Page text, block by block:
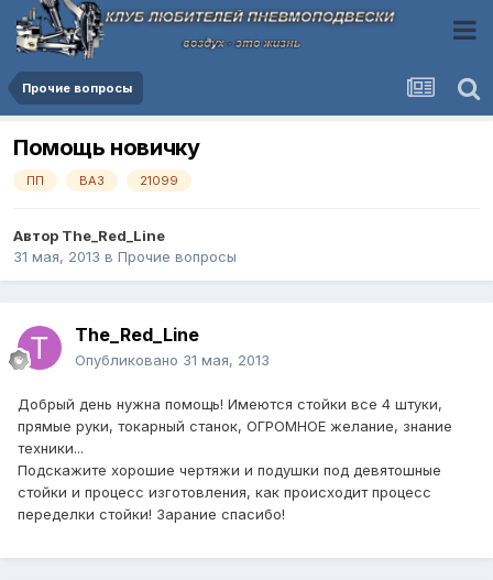
Прочие вопросы
Помощь новичку
ПП ВАЗ 21099
Автор The_Red_Line
31 мая, 2013 в Прочие вопросы
The_Red_Line
Опубликовано 31 мая, 2013
Добрый день нужна помощь! Имеются стойки все 4 штуки,
прямые руки, токарный станок, ОГРОМНОЕ желание, знание
техники...
Подскажите хорошие чертяжи и подушки под девятошные
стойки и процесс изготовления, как происходит процесс
переделки стойки! Зарание спасибо!